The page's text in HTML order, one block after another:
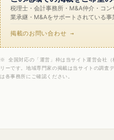
税理士・会計事務所・M&A仲介・コ
業承継・M&Aをサポートされている事
掲載のお問い合わせ →
※ 全国対応の「運営」枠は当サイト運営会社
リーです。地域専門家の掲載は当サイトの調査
は各事務所にご確認ください。